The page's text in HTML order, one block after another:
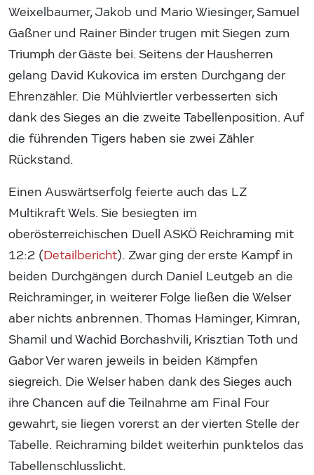
Weixelbaumer, Jakob und Mario Wiesinger, Samuel
Gaßner und Rainer Binder trugen mit Siegen zum
Triumph der Gäste bei. Seitens der Hausherren
gelang David Kukovica im ersten Durchgang der
Ehrenzähler. Die Mühlviertler verbesserten sich
dank des Sieges an die zweite Tabellenposition. Auf
die führenden Tigers haben sie zwei Zähler
Rückstand.
Einen Auswärtserfolg feierte auch das LZ
Multikraft Wels. Sie besiegten im
oberösterreichischen Duell ASKÖ Reichraming mit
12:2 (Detailbericht). Zwar ging der erste Kampf in
beiden Durchgängen durch Daniel Leutgeb an die
Reichraminger, in weiterer Folge ließen die Welser
aber nichts anbrennen. Thomas Haminger, Kimran,
Shamil und Wachid Borchashvili, Krisztian Toth und
Gabor Ver waren jeweils in beiden Kämpfen
siegreich. Die Welser haben dank des Sieges auch
ihre Chancen auf die Teilnahme am Final Four
gewahrt, sie liegen vorerst an der vierten Stelle der
Tabelle. Reichraming bildet weiterhin punktelos das
Tabellenschlusslicht.